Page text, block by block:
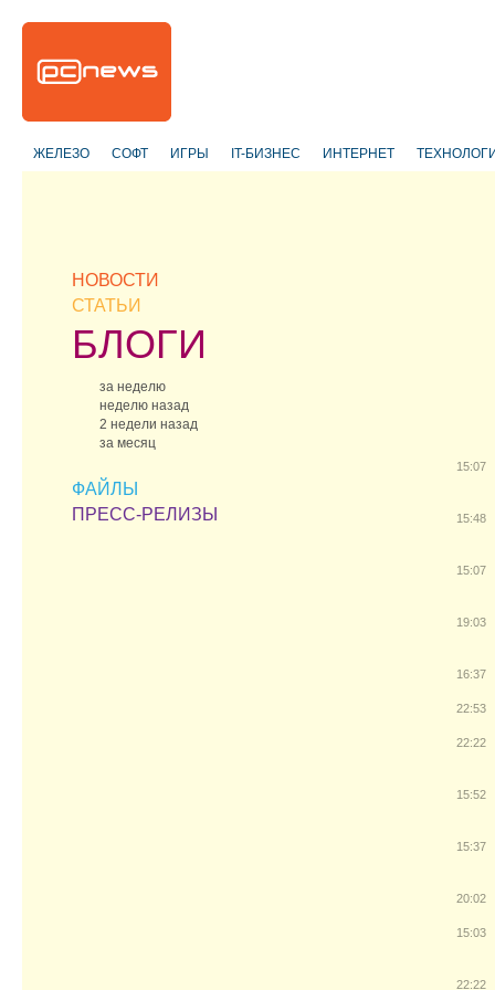
ЖЕЛЕЗО СОФТ ИГРЫ IT-БИЗНЕС ИНТЕРНЕТ
НОВОСТИ
СТАТЬИ
БЛОГИ
за неделю
неделю назад
2 недели назад
за месяц
ФАЙЛЫ
ПРЕСС-РЕЛИЗЫ
15:07
15:48
15:07
19:03
16:37
22:53
22:22
15:52
15:37
20:02
15:03
22:22